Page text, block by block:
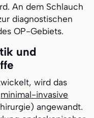
An dem Schlauch
diagnostischen
OP-Gebiets.
und
wird das
minimal-invasive
angewandt.